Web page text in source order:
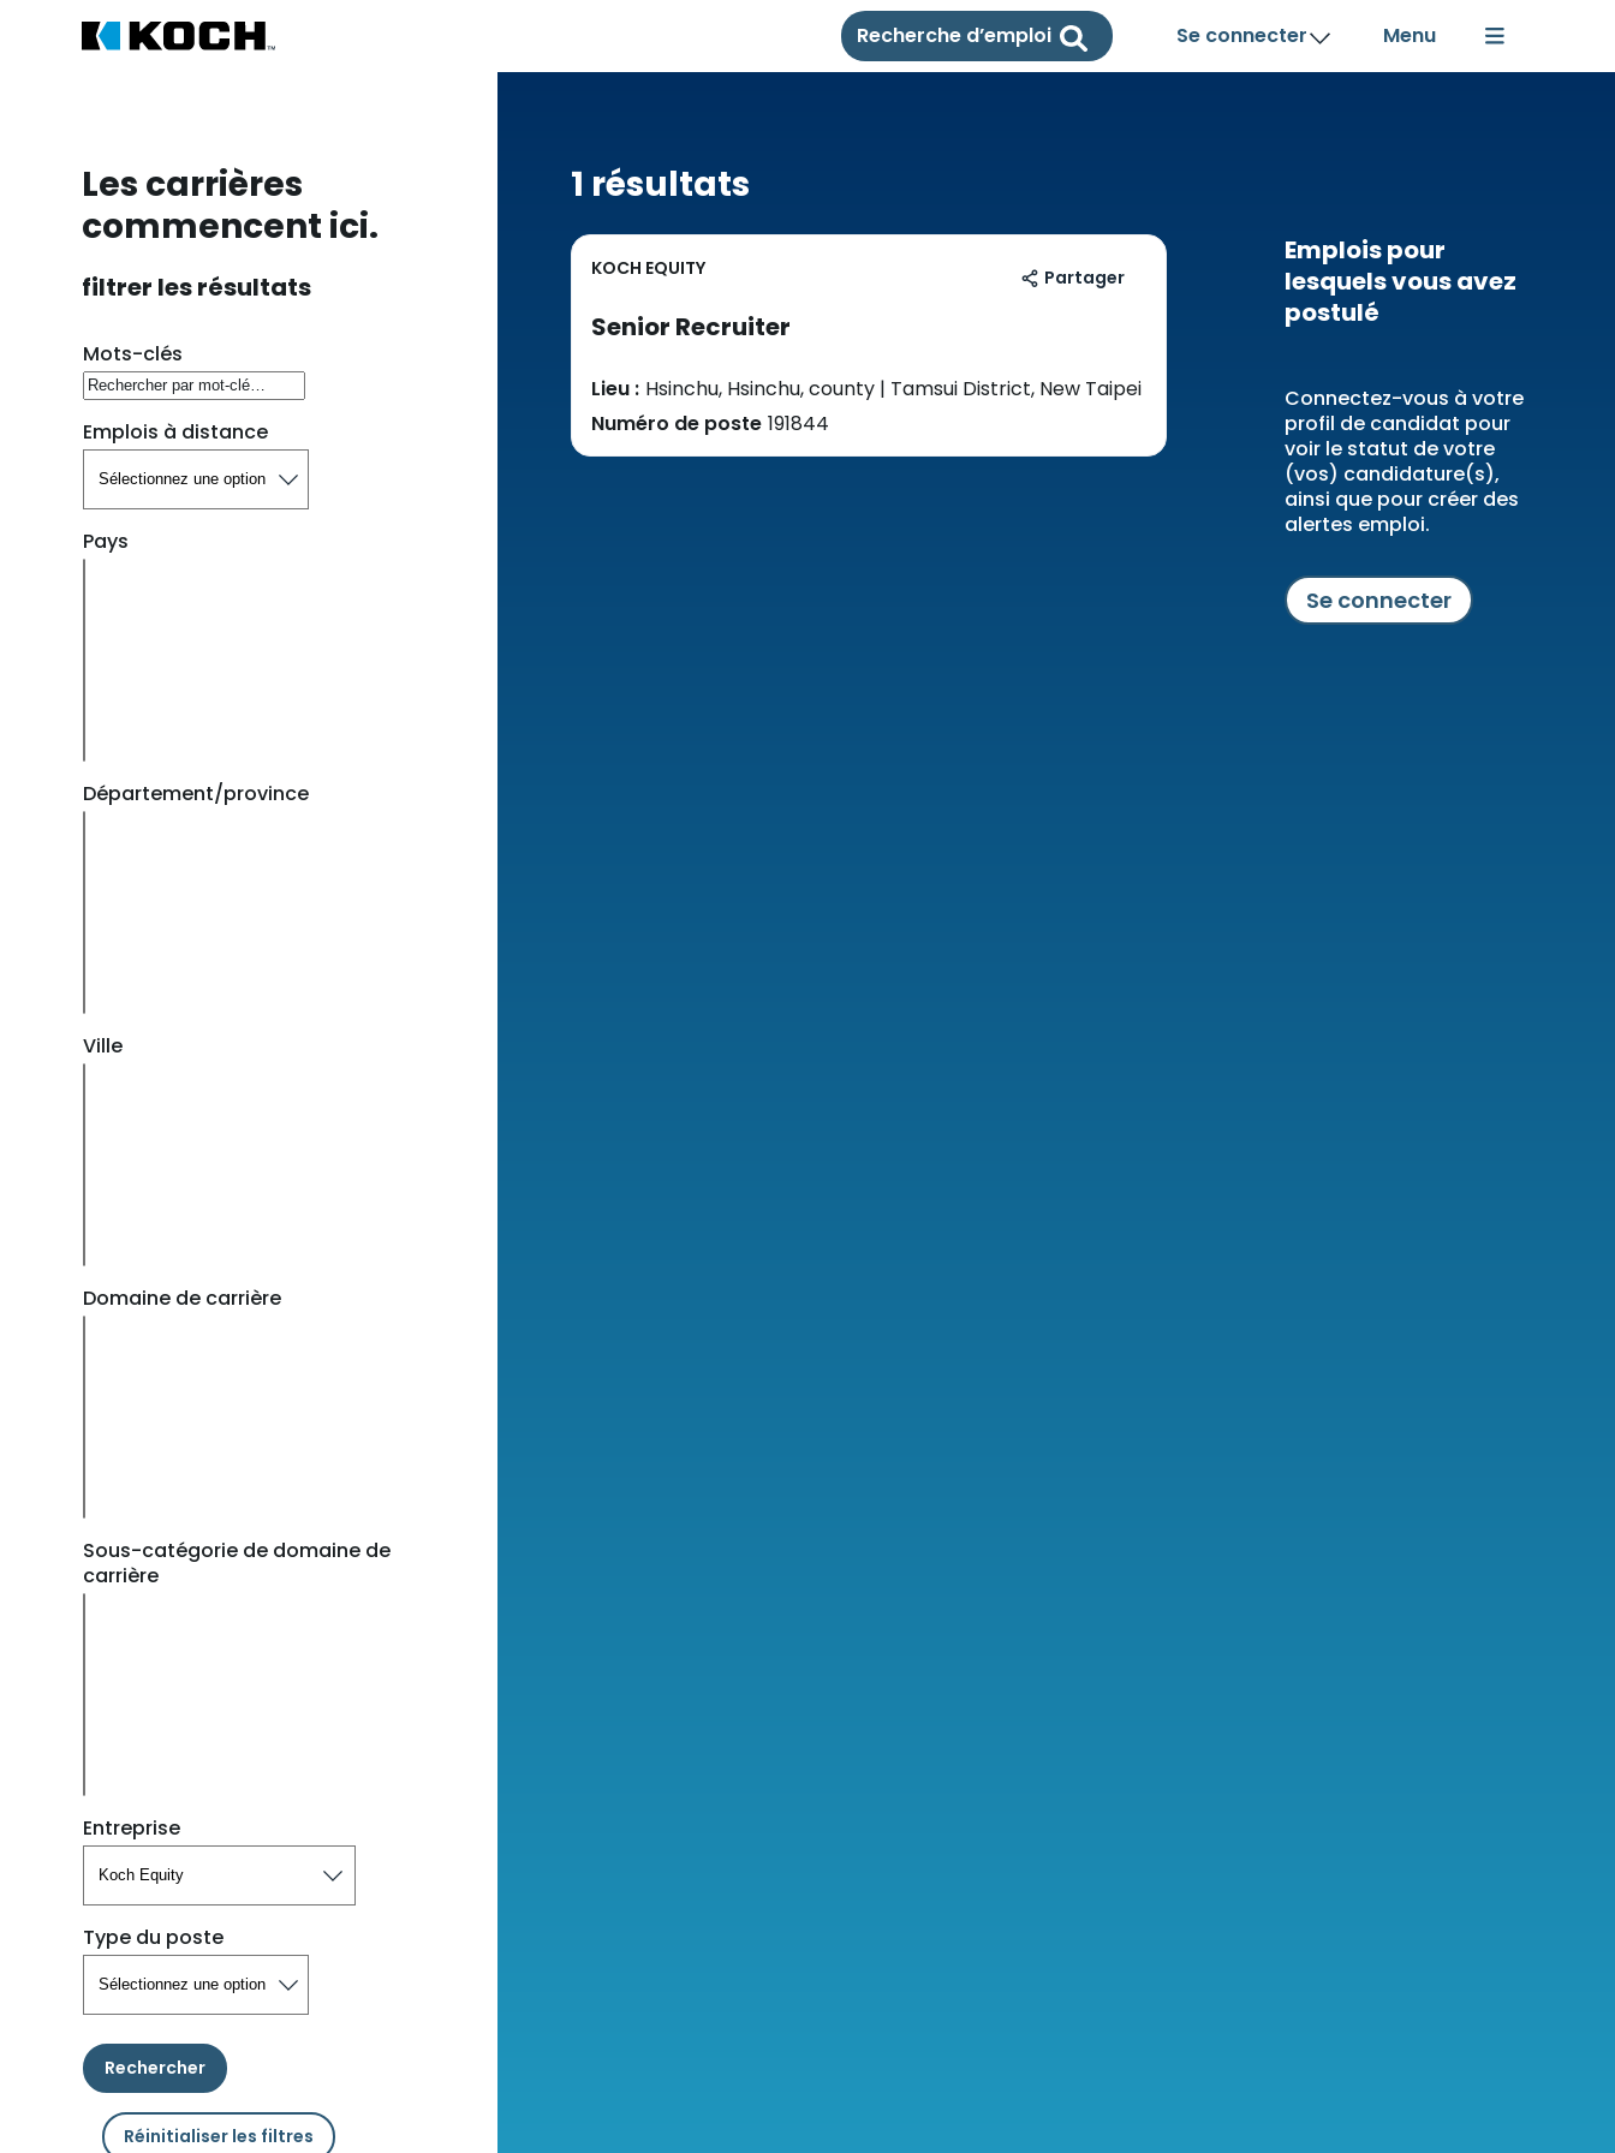
Recherche d’emploi Se connecter
Les carrières
commencent ici.
filtrer les résultats
Rechercher des postes vacants
Mots-clés
Emplois à distance
Pays
Département/province
Ville
Domaine de carrière
Sous-catégorie de domaine de
carrière
Entreprise
Type du poste
Rechercher
Réinitialiser les filtres
1 résultats
KOCH EQUITY Partager
Senior Recruiter
Lieu : Hsinchu, Hsinchu, county | Tamsui District, New Taipei
Numéro de poste 191844
Emplois pour
lesquels vous avez
postulé
Connectez-vous à votre
profil de candidat pour
voir le statut de votre
(vos) candidature(s),
ainsi que pour créer des
alertes emploi.
Se connecter